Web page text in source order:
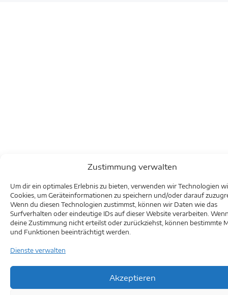
Zustimmung verwalten
Um dir ein optimales Erlebnis zu bieten, verwenden wir Technologien
Cookies, um Geräteinformationen zu speichern und/oder darauf
Wenn du diesen Technologien zustimmst, können wir Daten wie das
Surfverhalten oder eindeutige IDs auf dieser Website verarbeiten.
deine Zustimmung nicht erteilst oder zurückziehst, können bestimmte
und Funktionen beeinträchtigt werden.
Dienste verwalten
Akzeptieren